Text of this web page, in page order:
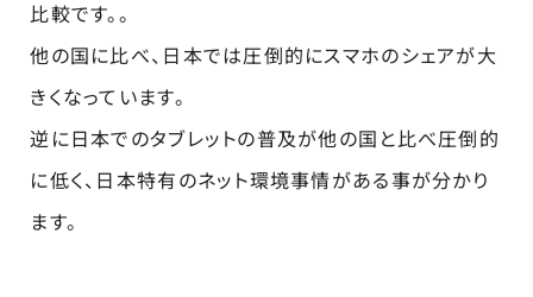
比較です。。
他の国に比べ、日本では圧倒的にスマホのシェアが大
きくなっています。
逆に日本でのタブレットの普及が他の国と比べ圧倒的
に低く、日本特有のネット環境事情がある事が分かり
ます。